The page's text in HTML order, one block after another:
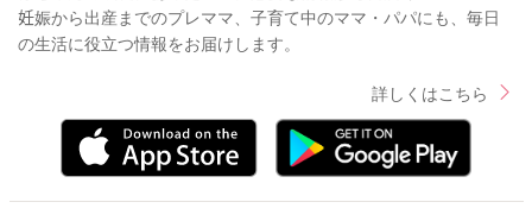
妊娠から出産までのプレママ、子育て中のママ・パパにも、毎日
の生活に役立つ情報をお届けします。
詳しくはこちら